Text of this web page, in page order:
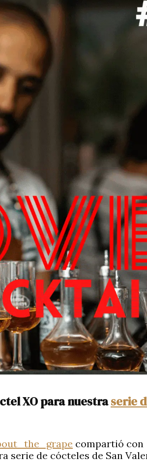
XO para nuestraserie
compartió con
serie de cócteles de San